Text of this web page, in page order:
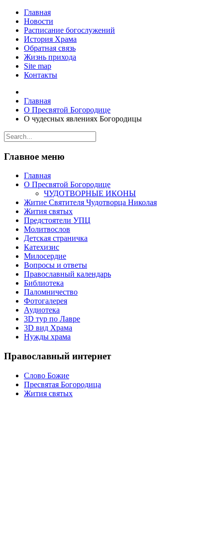
Главная
Новости
Расписание богослужений
История Храма
Обратная связь
Жизнь прихода
Site map
Контакты
Главная
О Пресвятой Богородице
О чудесных явлениях Богородицы
Главное меню
Главная
О Пресвятой Богородице
ЧУДОТВОРНЫЕ ИКОНЫ
Житие Святителя Чудотворца Николая
Жития святых
Предстоятели УПЦ
Молитвослов
Детская страничка
Катехизис
Милосердие
Вопросы и ответы
Православный календарь
Библиотека
Паломничество
Фотогалерея
Аудиотека
3D тур по Лавре
3D вид Храма
Нужды храма
Православный интернет
Слово Божие
Пресвятая Богородица
Жития святых